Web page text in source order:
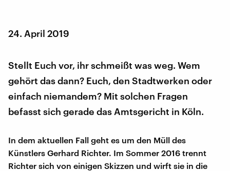
24. April 2019
Stellt Euch vor, ihr schmeißt was weg. Wem
gehört das dann? Euch, den Stadtwerken oder
einfach niemandem? Mit solchen Fragen
befasst sich gerade das Amtsgericht in Köln.
In dem aktuellen Fall geht es um den Müll des
Künstlers Gerhard Richter. Im Sommer 2016 trennt
Richter sich von einigen Skizzen und wirft sie in die